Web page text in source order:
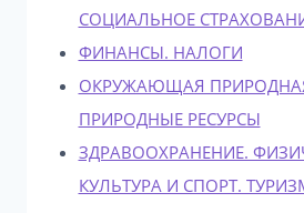
СОЦИАЛЬНОЕ
ФИНАНСЫ. НАЛОГИ
ОКРУЖАЮЩАЯ
ПРИРОДНЫЕ РЕСУРСЫ
ЗДРАВООХРАНЕНИЕ.
КУЛЬТУРА И СПОРТ.